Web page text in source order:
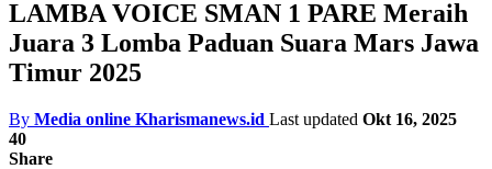
LAMBA VOICE SMAN 1 PARE Meraih
Juara 3 Lomba Paduan Suara Mars Jawa
Timur 2025
By Media online Kharismanews.id Last updated Okt 16, 2025
40
Share